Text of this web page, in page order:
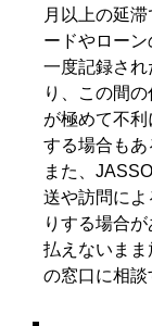
月以上の延
ードやローン
一度記録さ
り、この間
が極めて不
する場合もあ
また、
送や訪問に
りする場合が
払えないま
の窓口に相談